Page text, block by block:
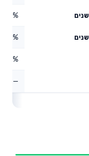
0%
0%
—